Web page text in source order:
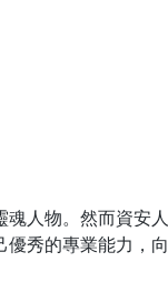
人物。然而資安人
秀的專業能力，向